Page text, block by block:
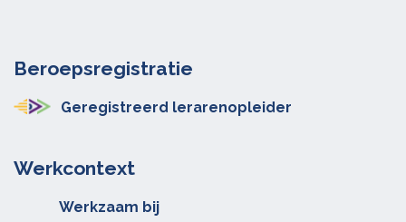
Beroepsregistratie
Geregistreerd lerarenopleider
Werkcontext
Werkzaam bij